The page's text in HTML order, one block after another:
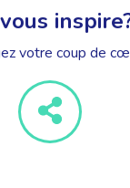
votre coup de